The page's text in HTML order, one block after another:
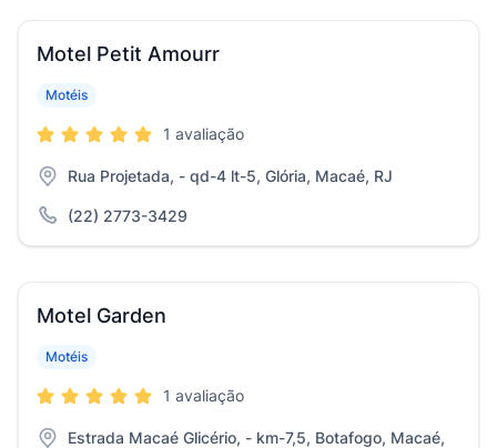
Motel Petit Amourr
Motéis
1 avaliação
Rua Projetada, - qd-4 lt-5, Glória, Macaé, RJ
(22) 2773-3429
Motel Garden
Motéis
1 avaliação
Estrada Macaé Glicério, - km-7,5, Botafogo, Macaé,